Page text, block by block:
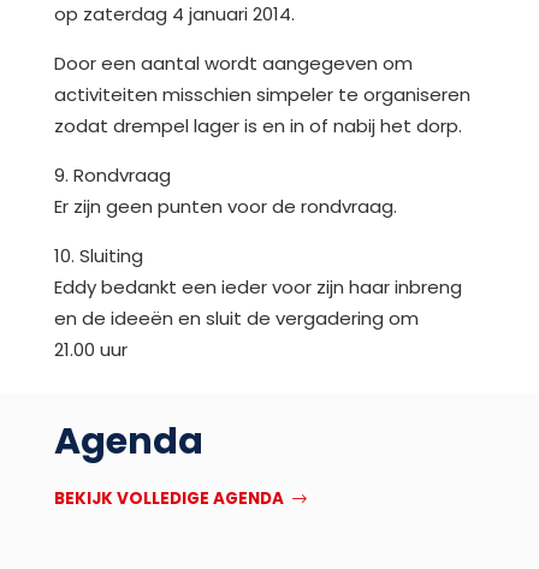
op zaterdag 4 januari 2014.
Door een aantal wordt aangegeven om
activiteiten misschien simpeler te organiseren
zodat drempel lager is en in of nabij het dorp.
9. Rondvraag
Er zijn geen punten voor de rondvraag.
10. Sluiting
Eddy bedankt een ieder voor zijn haar inbreng
en de ideeën en sluit de vergadering om
21.00 uur
Agenda
BEKIJK VOLLEDIGE AGENDA